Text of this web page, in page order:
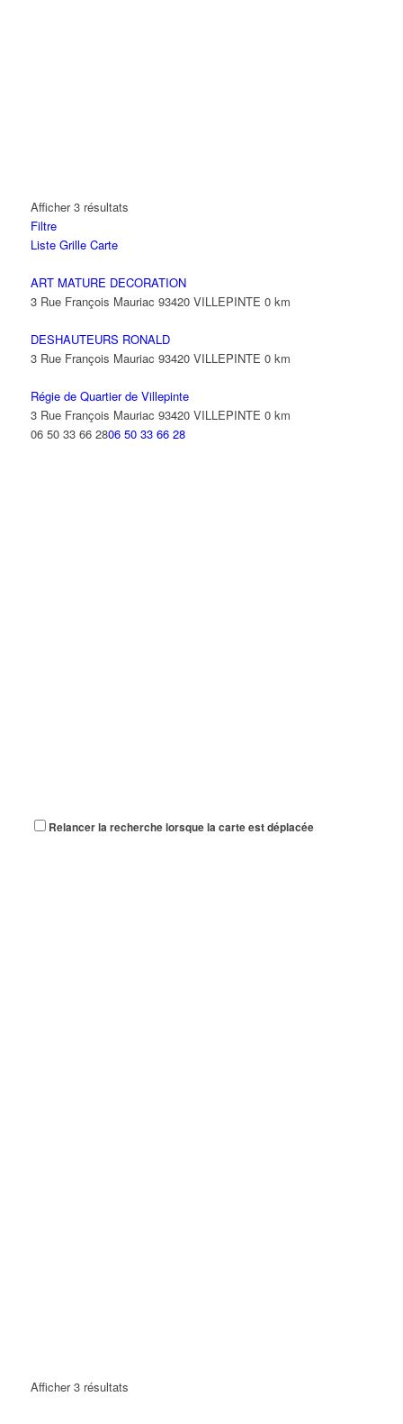
Afficher 3 résultats
Filtre
Liste Grille Carte
ART MATURE DECORATION
3 Rue François Mauriac 93420 VILLEPINTE 0 km
DESHAUTEURS RONALD
3 Rue François Mauriac 93420 VILLEPINTE 0 km
Régie de Quartier de Villepinte
3 Rue François Mauriac 93420 VILLEPINTE 0 km
06 50 33 66 2806 50 33 66 28
Relancer la recherche lorsque la carte est déplacée
Afficher 3 résultats